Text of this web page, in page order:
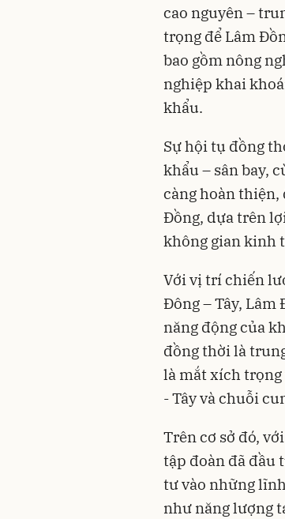
cao nguyên –
trọng để Lâm
bao gồm nông
nghiệp khai
khẩu.
Sự hội tụ đồng
khẩu – sân bay,
càng hoàn
Đồng, dựa trên
không gian kinh
Với vị trí chiến
Đông – Tây,
năng động của
đồng thời là
là mắt xích trọng
- Tây và chuỗi
Trên cơ sở đó,
tập đoàn đã đầu
tư vào những
như năng lượng